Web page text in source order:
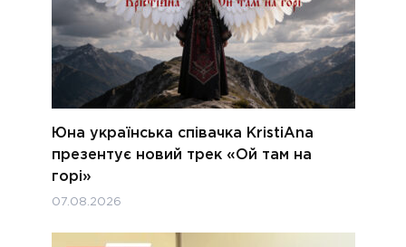
Юна українська співачка KristiAna
презентує новий трек «Ой там на
горі»
07.08.2026